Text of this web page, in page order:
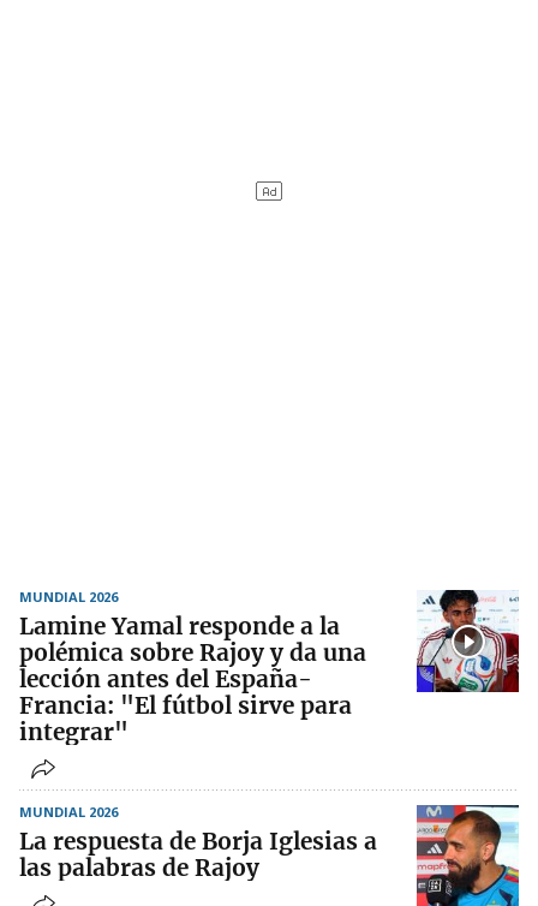
MUNDIAL 2026
Lamine Yamal responde a la
polémica sobre Rajoy y da una
lección antes del España-
Francia: "El fútbol sirve para
integrar"
MUNDIAL 2026
La respuesta de Borja Iglesias a
las palabras de Rajoy